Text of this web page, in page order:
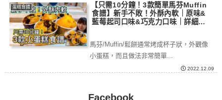
蛋糕食譜
【只需10分鐘！3款簡單馬芬Muffin
食譜】新手不敗！外酥內軟｜原味&
藍莓起司口味&巧克力口味｜詳細做
馬芬/Muffin/鬆餅通常烤成杯子狀，外觀像
小蛋糕，而且做法非常簡單...
2022.12.09
Facebook